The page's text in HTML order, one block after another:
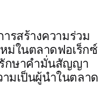
รสร้างความร่วม
ม่ในตลาดฟอเร็กซ์
รักษาคำมั่นสัญญา
มเป็นผู้นำในตลาด